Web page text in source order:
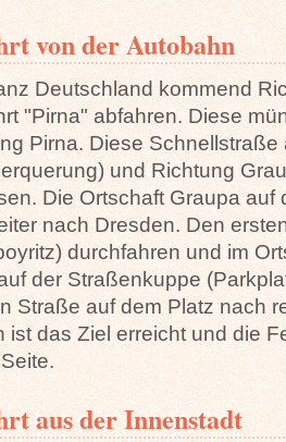
von der Autobahn
Deutschland kommend
"Pirna" abfahren. Diese
Pirna. Diese
und Richtung
Die Ortschaft Graupa
nach Dresden. Den
durchfahren und im
der Straßenkuppe
Straße auf dem Platz nach
ist das Ziel erreicht und die
aus der Innenstadt